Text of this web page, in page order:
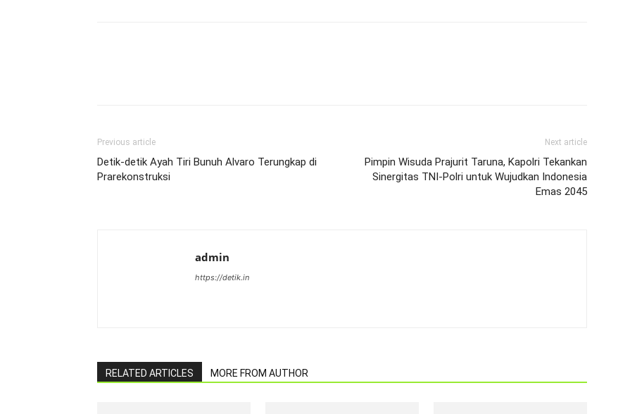
Previous article
Detik-detik Ayah Tiri Bunuh Alvaro Terungkap di
Prarekonstruksi
Next article
Pimpin Wisuda Prajurit Taruna, Kapolri Tekankan
Sinergitas TNI-Polri untuk Wujudkan Indonesia
Emas 2045
admin
https://detik.in
RELATED ARTICLES MORE FROM AUTHOR